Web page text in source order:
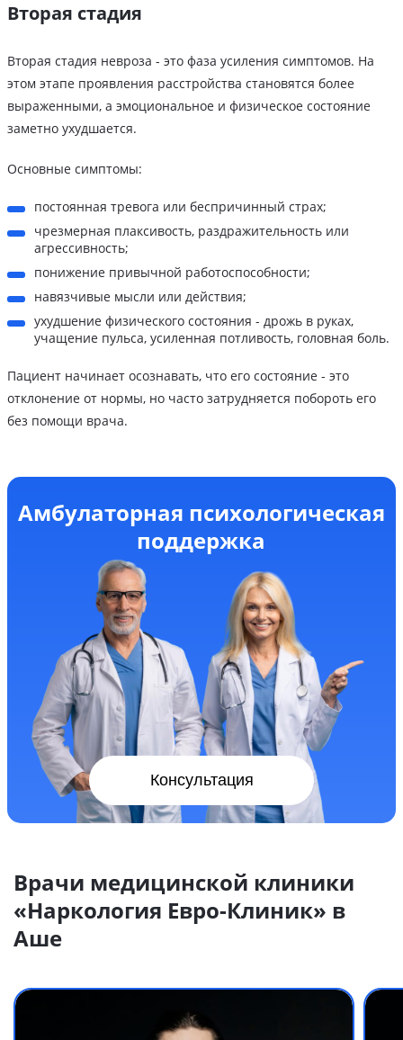
Вторая стадия
Вторая стадия невроза - это фаза усиления симптомов. На
этом этапе проявления расстройства становятся более
выраженными, а эмоциональное и физическое состояние
заметно ухудшается.
Основные симптомы:
постоянная тревога или беспричинный страх;
чрезмерная плаксивость, раздражительность или
агрессивность;
понижение привычной работоспособности;
навязчивые мысли или действия;
ухудшение физического состояния - дрожь в руках,
учащение пульса, усиленная потливость, головная боль.
Пациент начинает осознавать, что его состояние - это
отклонение от нормы, но часто затрудняется побороть его
без помощи врача.
Амбулаторная психологическая
поддержка
Консультация
Врачи медицинской клиники
«Наркология Евро-Клиник» в
Аше